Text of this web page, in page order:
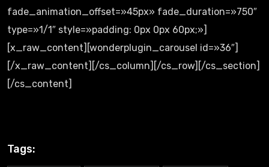
fade_animation_offset=»45px» fade_duration=»750″
type=»1/1″ style=»padding: 0px 0px 60px;»]
[x_raw_content][wonderplugin_carousel id=»36″]
[/x_raw_content][/cs_column][/cs_row][/cs_section]
[/cs_content]
Tags: